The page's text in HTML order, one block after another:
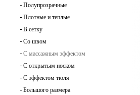
Полупрозрачные
Плотные и теплые
В сетку
Со швом
С массажным эффектом
С открытым носком
С эффектом тюля
Большого размера